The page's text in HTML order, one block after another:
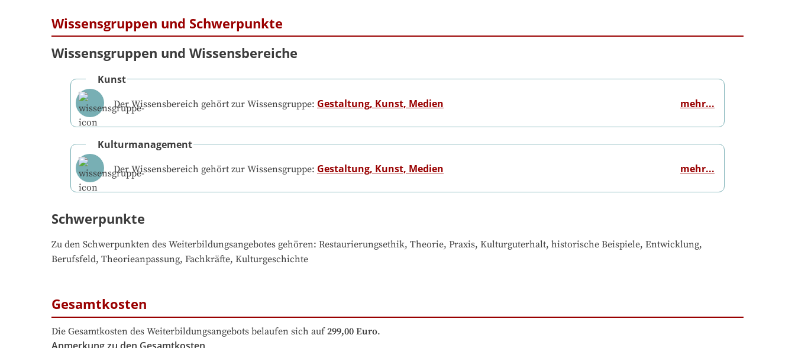
Wissensgruppen und Schwerpunkte
Wissensgruppen und Wissensbereiche
Kunst
Der Wissensbereich gehört zur Wissensgruppe: Gestaltung, Kunst, Medien mehr...
Kulturmanagement
Der Wissensbereich gehört zur Wissensgruppe: Gestaltung, Kunst, Medien mehr...
Schwerpunkte
Zu den Schwerpunkten des Weiterbildungsangebotes gehören: Restaurierungsethik, Theorie, Praxis, Kulturguterhalt, historische Beispiele, Entwicklung,
Berufsfeld, Theorieanpassung, Fachkräfte, Kulturgeschichte
Gesamtkosten
Die Gesamtkosten des Weiterbildungsangebots belaufen sich auf 299,00 Euro.